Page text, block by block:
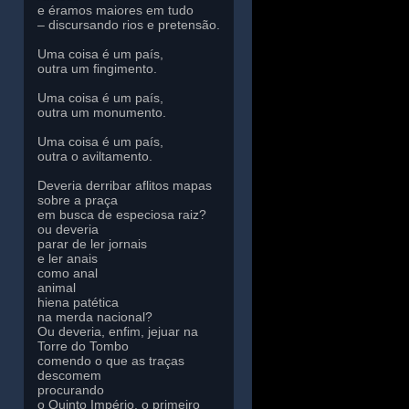
e éramos maiores em tudo
– discursando rios e pretensão.
Uma coisa é um país,
outra um fingimento.
Uma coisa é um país,
outra um monumento.
Uma coisa é um país,
outra o aviltamento.
Deveria derribar aflitos mapas
sobre a praça
em busca de especiosa raiz?
ou deveria
parar de ler jornais
e ler anais
como anal
animal
hiena patética
na merda nacional?
Ou deveria, enfim, jejuar na
Torre do Tombo
comendo o que as traças
descomem
procurando
o Quinto Império, o primeiro